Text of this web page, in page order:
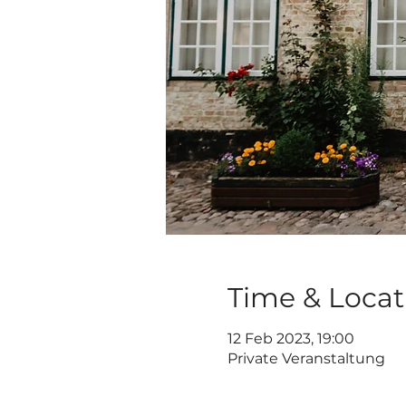
Time &
12 Feb 2023, 19:00
Private Veranstaltung